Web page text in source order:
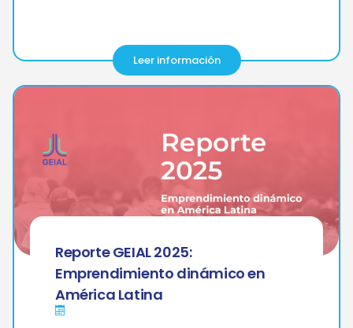
Leer información
Reporte GEIAL 2025:
Emprendimiento dinámico en
América Latina